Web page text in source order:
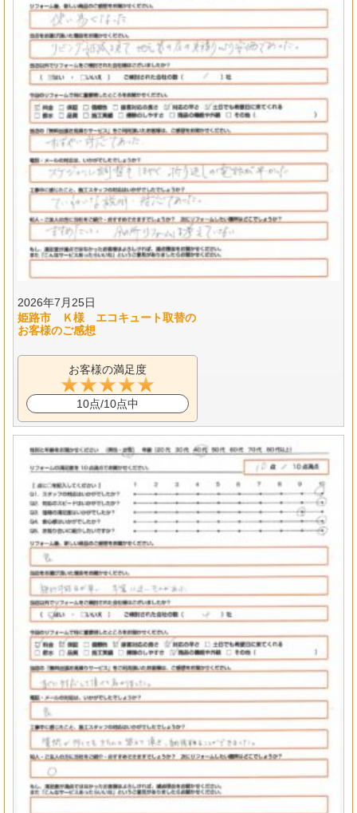
2026年7月25日
姫路市 Ｋ様 エコキュート取替の
お客様のご感想
お客様の満足度
10点/10点中